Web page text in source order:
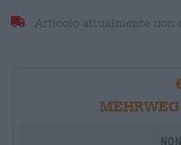
Articolo attualmente non
MEHRWEG